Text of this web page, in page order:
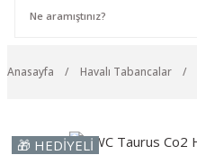
Anasayfa Havalı Tabancalar
🎁 HEDİYELİ